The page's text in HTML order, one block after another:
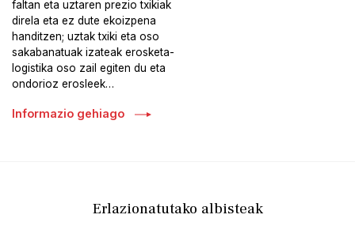
faltan eta uztaren prezio txikiak
direla eta ez dute ekoizpena
handitzen; uztak txiki eta oso
sakabanatuak izateak erosketa-
logistika oso zail egiten du eta
ondorioz erosleek…
Informazio gehiago
Erlazionatutako albisteak